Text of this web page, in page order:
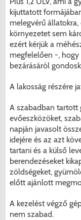
kijuttatott
melegvérű
környezetet sem
ezért kérjük a
megfelelően -, hogy
bezárásáról
A lakosság részére
A szabadban tartott
evőeszközöket,
napján javasolt
idejére és az azt
tartani és a külső
berendezéseket
zöldségeket,
előtt ajánlott
A kezelést végző
nem szabad.